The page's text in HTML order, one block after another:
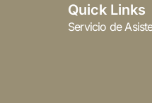
Quick Links
Servicio de